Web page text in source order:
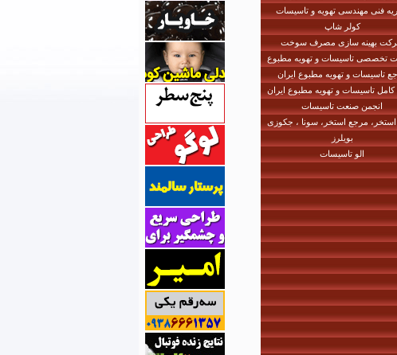
فنی مهندسی تهویه و تاسیسات
کولر شاپ
بهینه سازی مصرف سوخت
تخصصی تاسیسات و تهویه مطبوع
تاسیسات و تهویه مطبوع ایران
تاسیسات و تهویه مطبوع ایران
انجمن صنعت تاسیسات
استخر، مرجع استخر، سونا ، جکوزی
بویلرز
الو تاسیسات